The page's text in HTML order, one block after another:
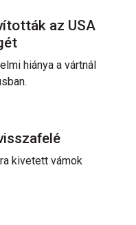
az USA
hiánya a vártnál
kivetett vámok